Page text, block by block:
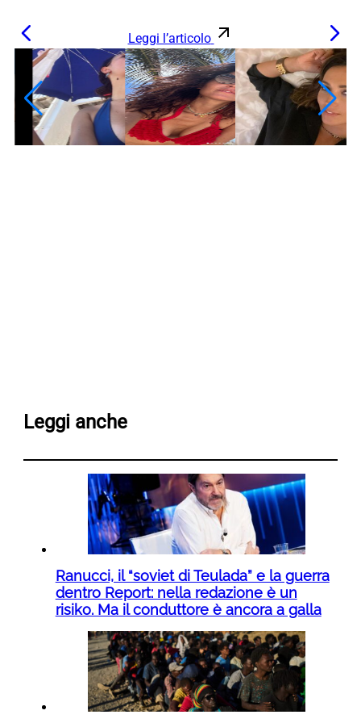
Leggi l’articolo
Leggi anche
Ranucci, il “soviet di Teulada” e la guerra
dentro Report: nella redazione è un
risiko. Ma il conduttore è ancora a galla